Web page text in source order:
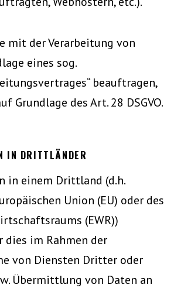
mit der Verarbeitung von
eines sog.
beauftragen,
Grundlage des Art. 28 DSGVO.
IN DRITTLÄNDER
in einem Drittland (d.h.
Union (EU) oder des
(EWR))
dies im Rahmen der
von Diensten Dritter oder
Übermittlung von Daten an